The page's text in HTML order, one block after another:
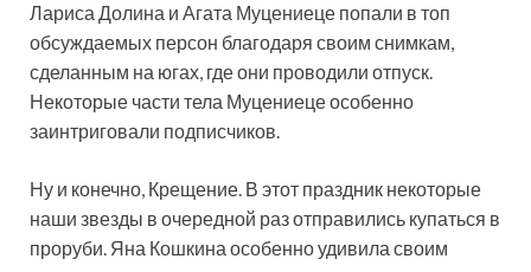
Лариса Долина и Агата Муцениеце попали в топ
обсуждаемых персон благодаря своим снимкам,
сделанным на югах, где они проводили отпуск.
Некоторые части тела Муцениеце особенно
заинтриговали подписчиков.
Ну и конечно, Крещение. В этот праздник некоторые
наши звезды в очередной раз отправились купаться в
проруби. Яна Кошкина особенно удивила своим